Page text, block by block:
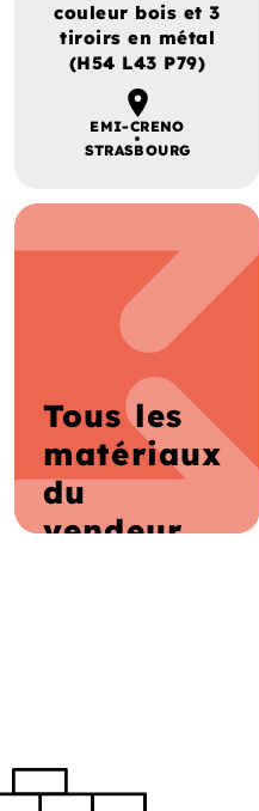
couleur bois et 3
tiroirs en métal
(H54 L43 P79)
EMI-CRENO
STRASBOURG
Tous les
matériaux
du
vendeur